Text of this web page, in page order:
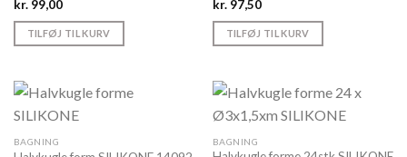
kr.99,00
TILFØJ TIL KURV
kr.97,50
TILFØJ TIL KURV
BAGNING BAGNING